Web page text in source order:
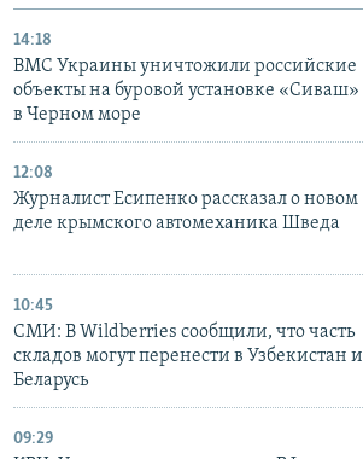
14:18
ВМС Украины уничтожили российские
объекты на буровой установке «Сиваш»
в Черном море
12:08
Журналист Есипенко рассказал о новом
деле крымского автомеханика Шведа
10:45
СМИ: В Wildberries сообщили, что часть
складов могут перенести в Узбекистан и
Беларусь
09:29